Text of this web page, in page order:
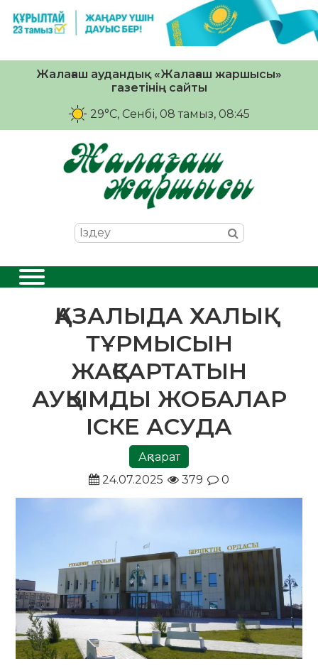
Жалағаш аудандық «Жалағаш жаршысы»
газетінің сайты
29°C, Сенбі, 08 тамыз, 08:45
ҚАЗАЛЫДА ХАЛЫҚ
ТҰРМЫСЫН
ЖАҚСАРТАТЫН
АУҚЫМДЫ ЖОБАЛАР
ІСКЕ АСУДА
Ақпарат
24.07.2025
379 0